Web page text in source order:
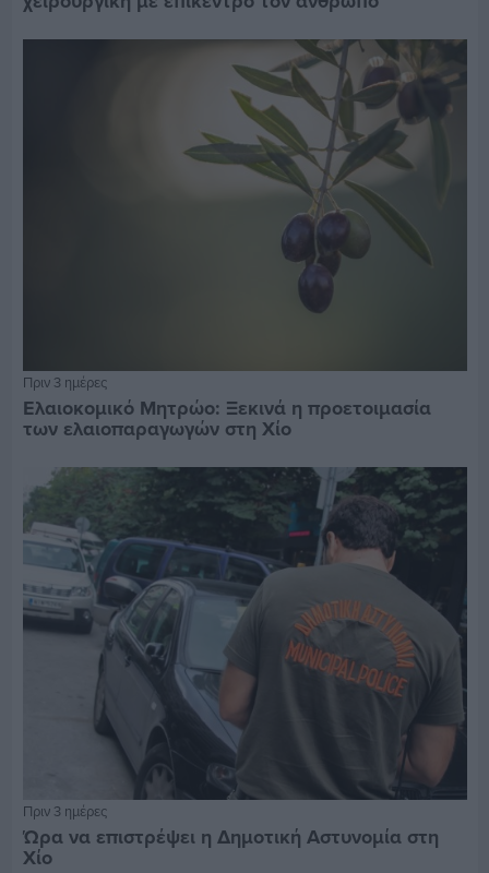
Πριν 3 ημέρες
Ελαιοκομικό Μητρώο: Ξεκινά η προετοιμασία
των ελαιοπαραγωγών στη Χίο
Πριν 3 ημέρες
Ώρα να επιστρέψει η Δημοτική Αστυνομία στη
Χίο